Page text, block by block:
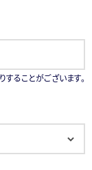
ることがございます。